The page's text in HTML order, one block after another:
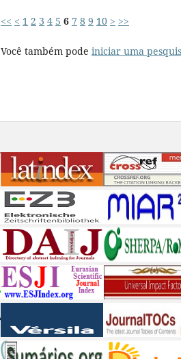
<< < 1 2 3 4 5 6 7 8 9 10 > >>
Você também pode iniciar uma